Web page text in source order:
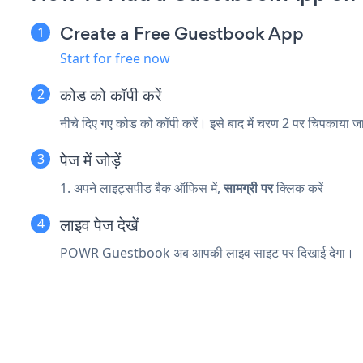
Create a Free Guestbook App
Start for free now
कोड को कॉपी करें
नीचे दिए गए कोड को कॉपी करें। इसे बाद में चरण 2 पर चिपकाया
पेज में जोड़ें
1. अपने लाइट्सपीड बैक ऑफिस में,सामग्री परक्लिक करें
लाइव पेज देखें
POWR Guestbook अब आपकी लाइव साइट पर दिखाई देगा।